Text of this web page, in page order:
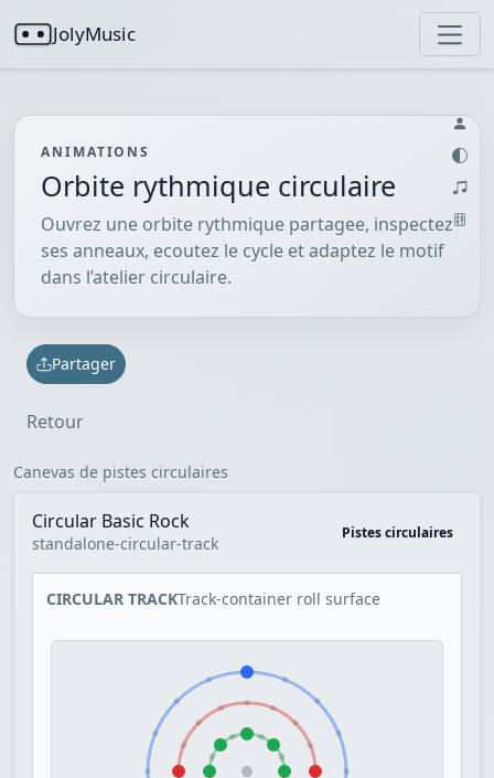
JolyMusic
ANIMATIONS
Orbite rythmique circulaire
Ouvrez une orbite rythmique partagee, inspectez
ses anneaux, ecoutez le cycle et adaptez le motif
dans l’atelier circulaire.
Partager
Retour
Canevas de pistes circulaires
Circular Basic Rock
standalone-circular-track
Pistes circulaires
CIRCULAR TRACKTrack-container roll surface